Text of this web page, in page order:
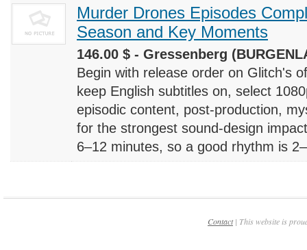
Murder Drones Episodes
Season and Key Moments
146.00 $ - Gressenberg
Begin with release order on Glitch's
keep English subtitles on, select
episodic content, post-production,
for the strongest sound-design
6–12 minutes, so a good rhythm is
Contact| This website is